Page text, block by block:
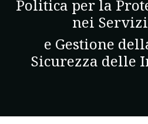
Politica per la
nei
e Gestione
Sicurezza delle